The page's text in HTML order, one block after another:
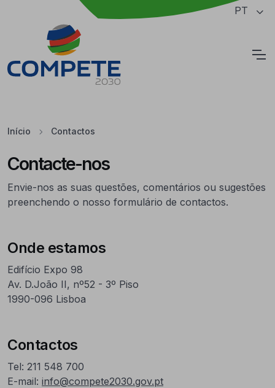
Saltar para o conteúdo principal da página PT
Início Contactos
Contacte-nos
Envie-nos as suas questões, comentários ou sugestões
preenchendo o nosso formulário de contactos.
Onde estamos
Edifício Expo 98
Av. D.João II, nº52 - 3º Piso
1990-096 Lisboa
Contactos
Tel: 211 548 700
E-mail: info@compete2030.gov.pt